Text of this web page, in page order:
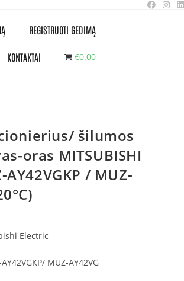
REGISTRUOTI GEDIMĄ
KONTAKTAI €0.00
šilumos
oras MITSUBISHI
/ MUZ-
Electric
MUZ-AY42VG